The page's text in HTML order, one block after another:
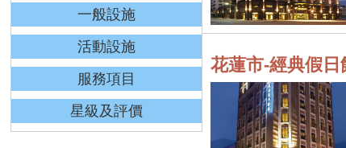
一般設施
活動設施
服務項目
星級及評價
花蓮市-經典假日